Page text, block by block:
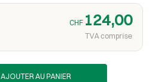
CHF 124,00
TVA comprise
AJOUTER AU PANIER